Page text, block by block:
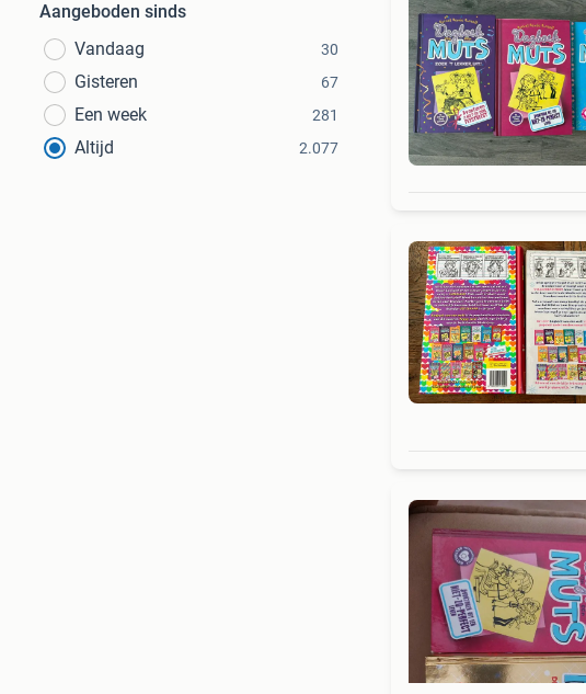
Aangeboden sinds
Vandaag
30
Gisteren 67
Een week 281
Altijd 2.077